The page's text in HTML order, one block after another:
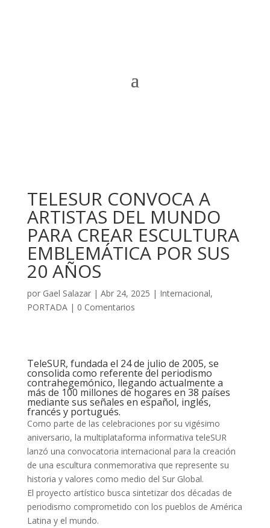
TELESUR CONVOCA A
ARTISTAS DEL MUNDO
PARA CREAR ESCULTURA
EMBLEMÁTICA POR SUS
20 AÑOS
por Gael Salazar| Abr 24, 2025 | Internacional,
PORTADA| 0 Comentarios
TeleSUR, fundada el 24 de julio de 2005, se
consolida como referente del periodismo
contrahegemónico, llegando actualmente a
más de 100 millones de hogares en 38 países
mediante sus señales en español, inglés,
francés y portugués.
Como parte de las celebraciones por su vigésimo
aniversario, la multiplataforma informativa teleSUR
lanzó una convocatoria internacional para la creación
de una escultura conmemorativa que represente su
historia y valores como medio del Sur Global.
El proyecto artístico busca sintetizar dos décadas de
periodismo comprometido con los pueblos de América
Latina y el mundo.